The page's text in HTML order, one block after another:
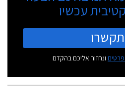
עכשיו
ונחזור אליכם בהקדם